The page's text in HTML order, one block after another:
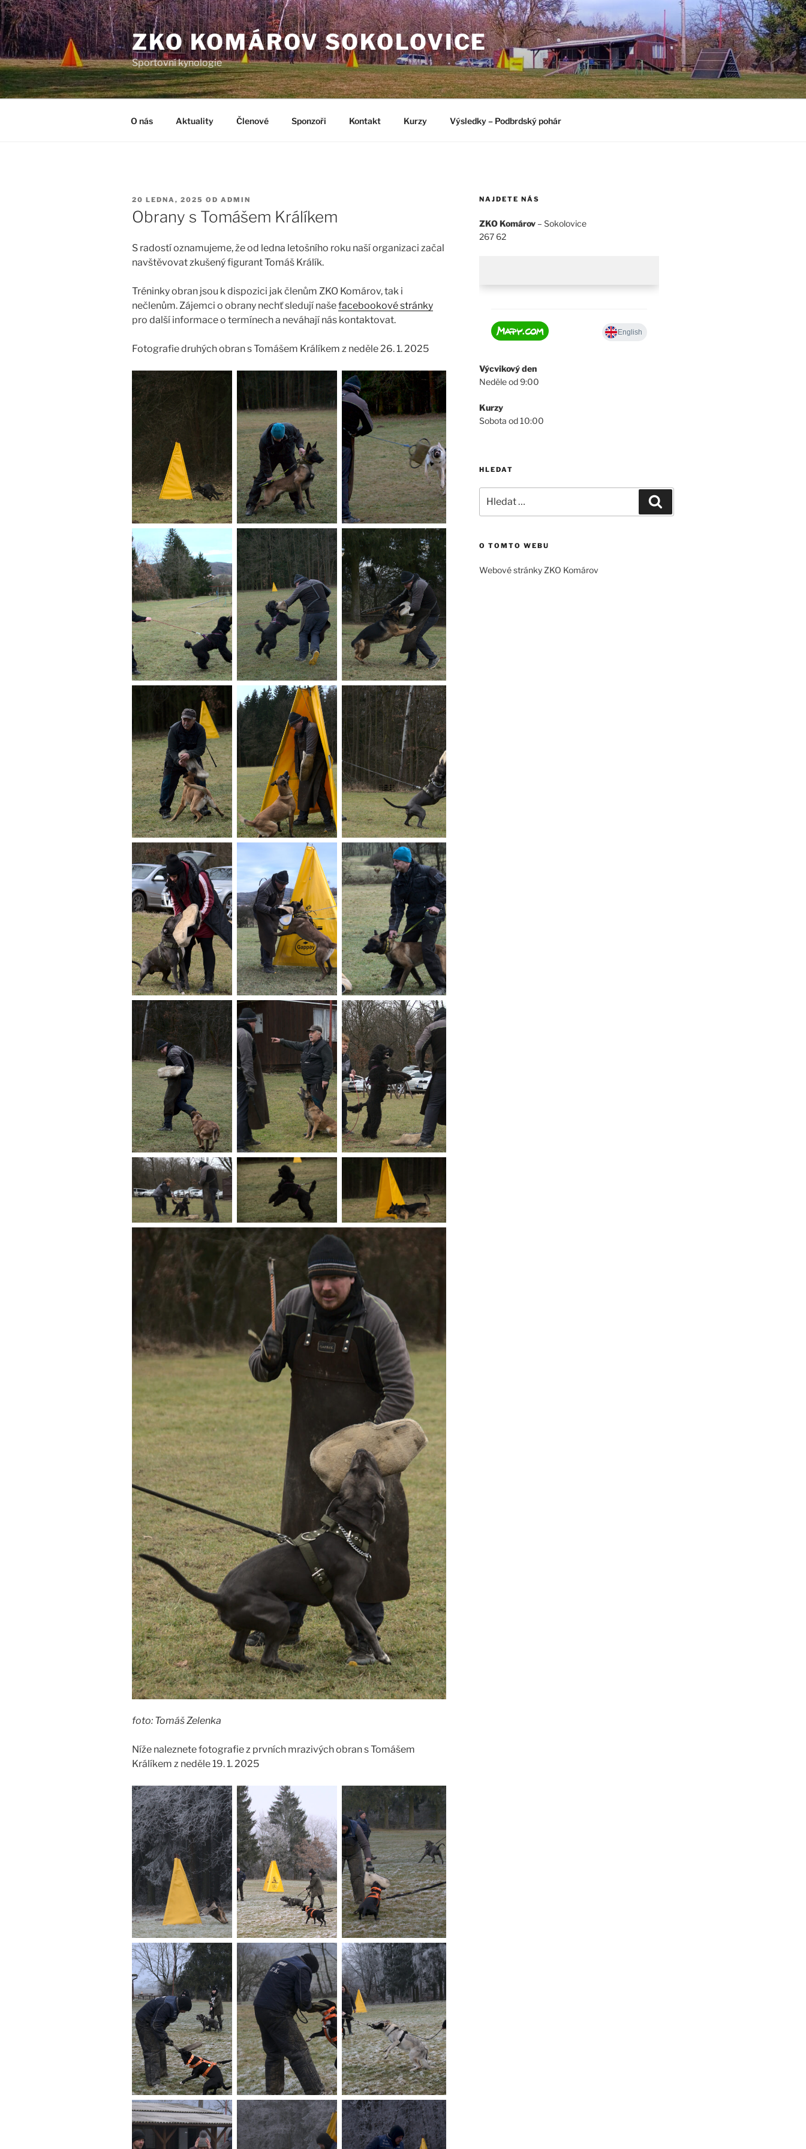
Přejít
k
obsahu
webu
ZKO KOMÁROV SOKOLOVICE
Sportovní kynologie
O nás Aktuality Členové Sponzoři Kontakt Kurzy Výsledky – Podbrdský pohár
PUBLIKOVÁNO
20 LEDNA, 2025 OD ADMIN
Obrany s Tomášem Králíkem
S radostí oznamujeme, že od ledna letošního roku naší organizaci začal
navštěvovat zkušený figurant Tomáš Králík.
Tréninky obran jsou k dispozici jak členům ZKO Komárov, tak i
nečlenům. Zájemci o obrany nechť sledují našefacebookové stránky
pro další informace o termínech a neváhají nás kontaktovat.
Fotografie druhých obran s Tomášem Králíkem z neděle 26. 1. 2025
foto: Tomáš Zelenka
Níže naleznete fotografie z prvních mrazivých obran s Tomášem
Králíkem z neděle 19. 1. 2025
NAJDETE NÁS
ZKO Komárov– Sokolovice
267 62
Výcvikový den
Neděle od 9:00
Kurzy
Sobota od 10:00
HLEDAT
O TOMTO WEBU
Webové stránky ZKO Komárov